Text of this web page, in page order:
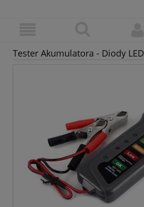
Tester Akumulatora - Diody LED